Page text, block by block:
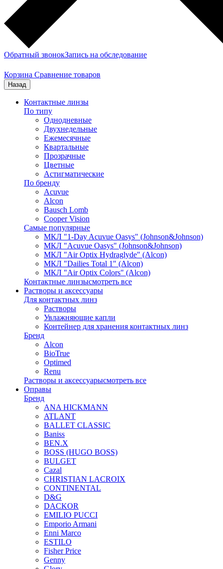
Обратный звонокЗапись на обследование
Корзина Сравнение товаров
Назад
Контактные линзы
По типу
Однодневные
Двухнедельные
Ежемесячные
Квартальные
Прозрачные
Цветные
Астигматические
По бренду
Acuvue
Alcon
Bausch Lomb
Cooper Vision
Самые популярные
МКЛ "1-Day Acuvue Oasys" (Johnson&Johnson)
МКЛ "Acuvue Oasys" (Johnson&Johnson)
МКЛ "Air Optix Hydraglyde" (Alcon)
МКЛ "Dailies Total 1" (Alcon)
МКЛ "Air Optix Colors" (Alcon)
Контактные линзысмотреть все
Растворы и аксессуары
Для контактных линз
Растворы
Увлажняющие капли
Контейнер для хранения контактных линз
Бренд
Alcon
BioTrue
Optimed
Renu
Растворы и аксессуарысмотреть все
Оправы
Бренд
ANA HICKMANN
ATLANT
BALLET CLASSIC
Baniss
BEN.X
BOSS (HUGO BOSS)
BULGET
Cazal
CHRISTIAN LACROIX
CONTINENTAL
D&G
DACKOR
EMILIO PUCCI
Emporio Armani
Enni Marco
ESTILO
Fisher Price
Genny